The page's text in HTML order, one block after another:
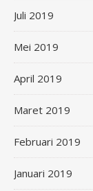
Juli 2019
Mei 2019
April 2019
Maret 2019
Februari 2019
Januari 2019